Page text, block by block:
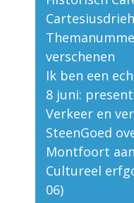
verschenen
Ik ben een
8 juni:
Verkeer en
SteenGoed
Montfoort
Cultureel
06)